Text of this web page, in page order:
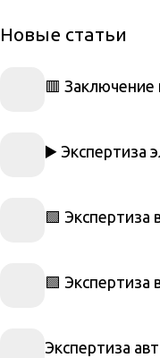
Новые статьи
🟥 Заключение
▶️ Экспертиза
🟩 Экспертиза
🟩 Экспертиза
Экспертиза